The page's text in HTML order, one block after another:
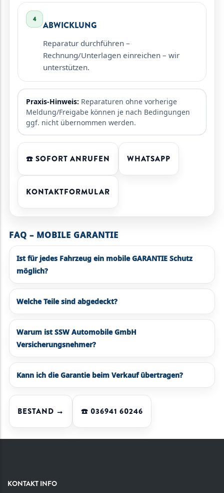
4
ABWICKLUNG
Reparatur durchführen –
Rechnung/Unterlagen einreichen – wir
unterstützen.
Praxis-Hinweis: Reparaturen ohne vorherige
Meldung/Freigabe können je nach Bedingungen
ggf. nicht übernommen werden.
☎️ SOFORT ANRUFEN WHATSAPP
KONTAKTFORMULAR
FAQ – MOBILE GARANTIE
Ist für jedes Fahrzeug ein mobile GARANTIE Schutz
möglich?
Welche Teile sind abgedeckt?
Warum ist SSW Automobile GmbH
Versicherungsnehmer?
Kann ich die Garantie beim Verkauf übertragen?
BESTAND → ☎️ 036941 60246
KONTAKT INFO